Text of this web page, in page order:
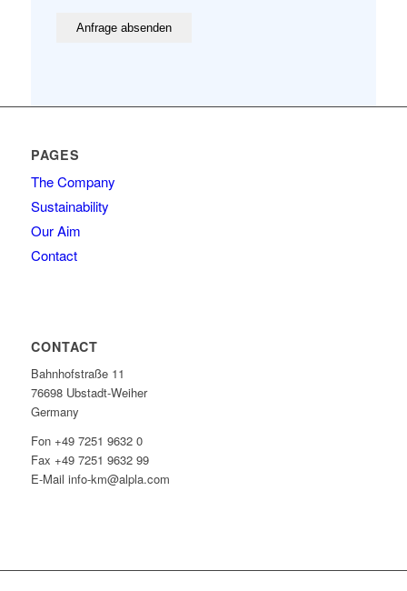
PAGES
The Company
Sustainability
Our Aim
Contact
CONTACT
Bahnhofstraße 11
76698 Ubstadt-Weiher
Germany
Fon +49 7251 9632 0
Fax +49 7251 9632 99
E-Mail info-km@alpla.com